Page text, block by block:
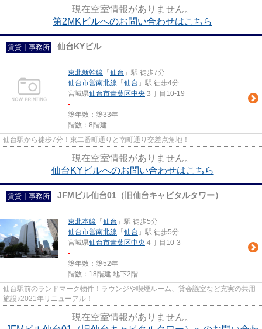
現在空室情報がありません。
第2MKビルへのお問い合わせはこちら
賃貸｜事務所 仙台KYビル
東北新幹線 「 仙台 」駅 徒歩7分
仙台市営南北線 「 仙台 」駅 徒歩4分
宮城県仙台市青葉区中央 ３丁目10-19
-
築年数：築33年
階数：8階建
仙台駅から徒歩7分！東二番町通りと南町通り交差点角地！
現在空室情報がありません。
仙台KYビルへのお問い合わせはこちら
賃貸｜事務所 JFMビル仙台01（旧仙台キャピタルタワー）
東北本線 「 仙台 」駅 徒歩5分
仙台市営南北線 「 仙台 」駅 徒歩5分
宮城県仙台市青葉区中央 ４丁目10-3
-
築年数：築52年
階数：18階建 地下2階
仙台駅前のランドマーク物件！ラウンジや喫煙ルーム、貸会議室など充実の共用
施設♪2021年リニューアル！
現在空室情報がありません。